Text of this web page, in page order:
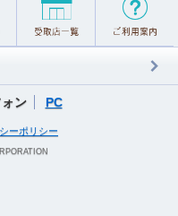
ン PC
ーポリシー